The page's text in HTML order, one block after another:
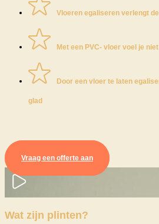
Vloeren egaliseren verlengt
Met een PVC- vloer voel je
Door een vloer te laten
glad
Vraag een offerte aan
Wat zijn plinten?